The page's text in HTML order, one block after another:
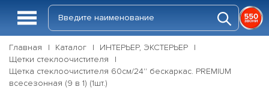
Главная Каталог
ИНТЕРЬЕР, ЭКСТЕРЬЕР
Щетки стеклоочистителя
Щетка стеклоочистителя 60см/24'' бескаркас. PREMIUM
всесезонная (9 в 1) (1шт.)